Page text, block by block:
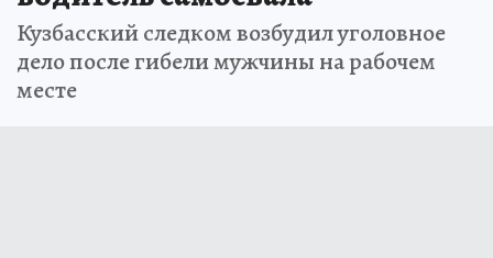
Кузбасский следком возбудил уголовное
дело после гибели мужчины на рабочем
месте